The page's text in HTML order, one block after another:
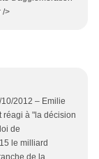
/>
2012 – Emilie
réagi à "la décision
de
le milliard
de la